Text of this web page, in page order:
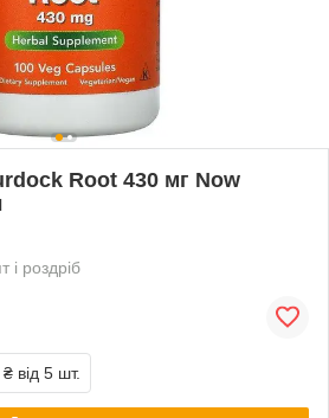
Root 430 мг Now
і роздріб
₴ від 5 шт.